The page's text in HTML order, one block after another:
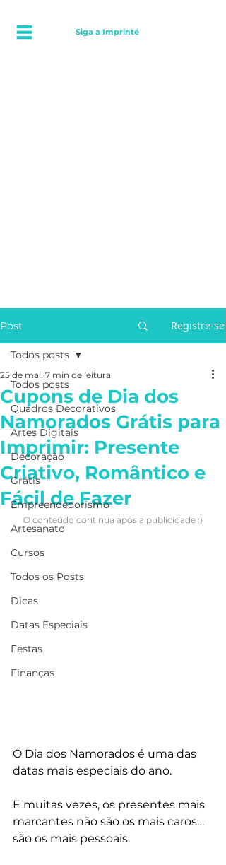
Siga a Imprinté
Post Registre-se
Todos posts
Quadros Decorativos
Artes Digitais
Decoração
Grátis
Empreendedorismo
Artesanato
Cursos
Todos os Posts
Dicas
Datas Especiais
Festas
Finanças
Todos posts
Cupons de Dia dos
Namorados Grátis para
Imprimir: Presente
Criativo, Romântico e
Fácil de Fazer
25 de mai. 7 min de leitura
O conteúdo continua após a publicidade :)
O Dia dos Namorados é uma das
datas mais especiais do ano.
E muitas vezes, os presentes mais
marcantes não são os mais caros…
são os mais pessoais.